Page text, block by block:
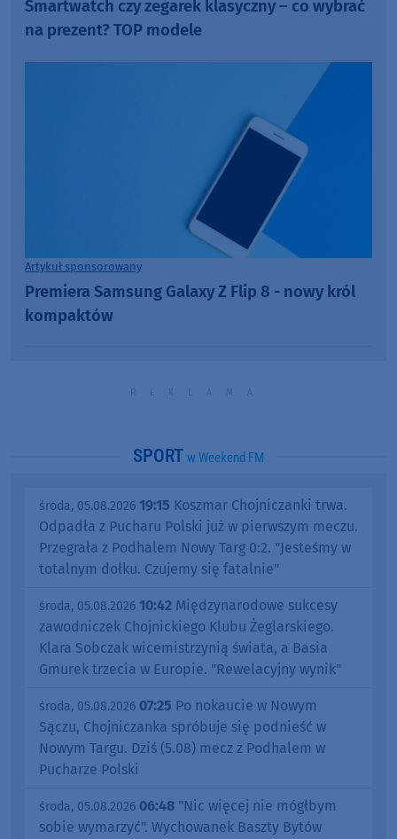
Smartwatch czy zegarek klasyczny – co wybrać
na prezent? TOP modele
Artykuł sponsorowany
Premiera Samsung Galaxy Z Flip 8 - nowy król
kompaktów
SPORT w Weekend FM
środa, 05.08.2026 19:15 Koszmar Chojniczanki trwa.
Odpadła z Pucharu Polski już w pierwszym meczu.
Przegrała z Podhalem Nowy Targ 0:2. "Jesteśmy w
totalnym dołku. Czujemy się fatalnie"
środa, 05.08.2026 10:42 Międzynarodowe sukcesy
zawodniczek Chojnickiego Klubu Żeglarskiego.
Klara Sobczak wicemistrzynią świata, a Basia
Gmurek trzecia w Europie. "Rewelacyjny wynik"
środa, 05.08.2026 07:25 Po nokaucie w Nowym
Sączu, Chojniczanka spróbuje się podnieść w
Nowym Targu. Dziś (5.08) mecz z Podhalem w
Pucharze Polski
środa, 05.08.2026 06:48 "Nic więcej nie mógłbym
sobie wymarzyć". Wychowanek Baszty Bytów